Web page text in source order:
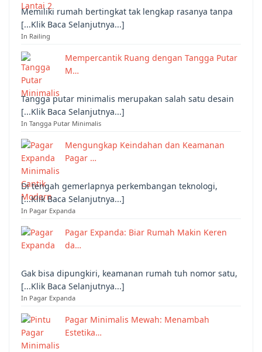
Memiliki rumah bertingkat tak lengkap rasanya tanpa
[...Klik Baca Selanjutnya...]
In Railing
Mempercantik Ruang dengan Tangga Putar
M…
Tangga putar minimalis merupakan salah satu desain
[...Klik Baca Selanjutnya...]
In Tangga Putar Minimalis
Mengungkap Keindahan dan Keamanan
Pagar …
Di tengah gemerlapnya perkembangan teknologi,
[...Klik Baca Selanjutnya...]
In Pagar Expanda
Pagar Expanda: Biar Rumah Makin Keren
da…
Gak bisa dipungkiri, keamanan rumah tuh nomor satu,
[...Klik Baca Selanjutnya...]
In Pagar Expanda
Pagar Minimalis Mewah: Menambah
Estetika…